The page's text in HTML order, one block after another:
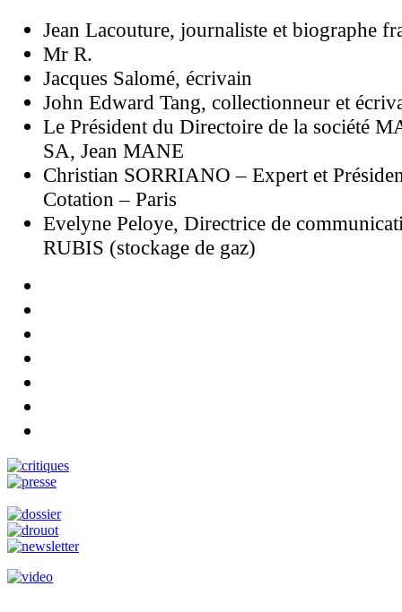
Jean Lacouture, journaliste et biographe
Mr R.
Jacques Salomé, écrivain
John Edward Tang, collectionneur et
Le Président du Directoire de la société
SA, Jean MANE
Christian SORRIANO – Expert et
Cotation – Paris
Evelyne Peloye, Directrice de
RUBIS (stockage de gaz)